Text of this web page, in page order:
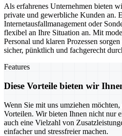
Als erfahrenes Unternehmen bieten
private und gewerbliche Kunden an.
Internetausfallmanagement oder
flexibel an Ihre Situation an. Mit
Personal und klaren Prozessen
sicher, pünktlich und fachgerecht
Features
Diese Vorteile bieten wir
Wenn Sie mit uns umziehen
Vorteilen. Wir bieten Ihnen nicht nur
auch eine Vielzahl von
einfacher und stressfreier machen.